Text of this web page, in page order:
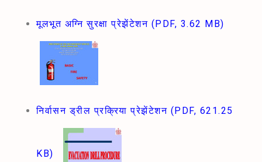
मूलभूत अग्नि सुरक्षा प्रेझेंटेशन (PDF, 3.62 MB)
निर्वासन ड्रील प्रक्रिया प्रेझेंटेशन (PDF, 621.25
KB)